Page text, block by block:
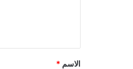
*
الاسم *